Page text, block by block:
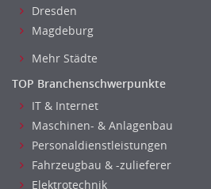
Dresden
Magdeburg
Mehr Städte
TOP Branchenschwerpunkte
IT & Internet
Maschinen- & Anlagenbau
Personaldienstleistungen
Fahrzeugbau & -zulieferer
Elektrotechnik